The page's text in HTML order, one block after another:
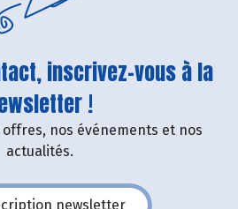
inscrivez-vous à la
!
nos événements et nos
actualités.
newsletter